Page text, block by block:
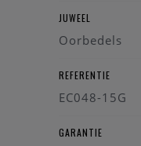
JUWEEL
Oorbedels
REFERENTIE
EC048-15G
GARANTIE